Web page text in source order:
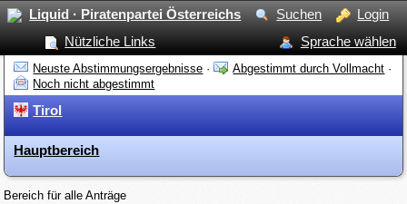
Liquid · Piratenpartei Österreichs Suchen
Login
Nützliche Links
Sprache wählen
Neuste Abstimmungsergebnisse · Abgestimmt durch Vollmacht ·
Noch nicht abgestimmt
Tirol
Hauptbereich
Bereich für alle Anträge